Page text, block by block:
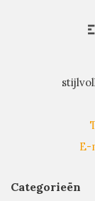
E-
Categorieën